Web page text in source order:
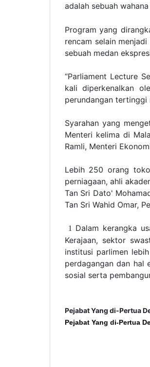
adalah sebuah
Program yang
rencam selain
sebuah medan
“Parliament Lecture
kali diperkenalkan
perundangan tertinggi
Syarahan yang
Menteri kelima di
Ramli, Menteri
Lebih 250 orang
perniagaan, ahli
Tan Sri Dato'
Tan Sri Wahid Omar,
1 Dalam kerangka
Kerajaan, sektor
institusi parlimen
perdagangan dan hal
sosial serta
Pejabat Yang di-Pertua
Pejabat Yang di-Pertua